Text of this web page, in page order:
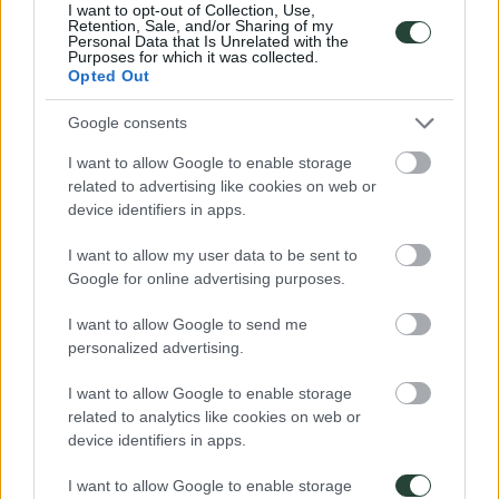
I want to opt-out of Collection, Use,
Retention, Sale, and/or Sharing of my
Personal Data that Is Unrelated with the
Purposes for which it was collected.
Opted Out
Google consents
I want to allow Google to enable storage
related to advertising like cookies on web or
device identifiers in apps.
I want to allow my user data to be sent to
Google for online advertising purposes.
I want to allow Google to send me
personalized advertising.
I want to allow Google to enable storage
related to analytics like cookies on web or
device identifiers in apps.
I want to allow Google to enable storage
que los viajeros regresen a sus países sin haber sufrido
contratiempos en su viaje.
¿Qué medidas han implementado? Entre las más destacadas:
exige al visitante que se haga una prueba de PCR 72 horas
antes de embarcar.
garantizar que las superficies de contacto se desinfectan con
desinfectantes apropiados y regularmente.
el personal local tiene que usar los elementos recomendados
para protegerse y proteger al visitante. todos los miembros de
virus y sus consecuencias.
facilitar puntos de lavado y desinfección de manos con jabón,
para el personal.
las entidades, lugares y vehículos mostrarán en todo momento
el número de emergencia gratuito 199.
permitir la entrada al país.
los alojamientos tienen que tener un plan de evacuación a los
hospitales designados.
las entidades turísticas deberán crear un mecanismo para
desechar las máscaras y otros elementos de protección.